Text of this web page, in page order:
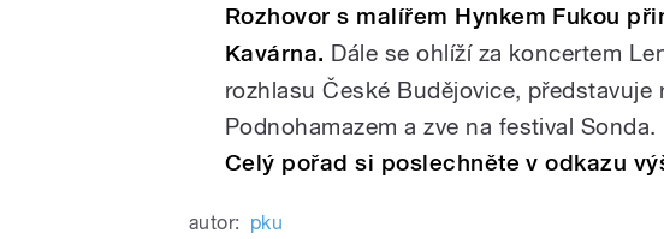
Rozhovor s malířem Hynkem Fukou
Kavárna. Dále se ohlíží za koncertem
rozhlasu České Budějovice, představuje
Podnohamazem a zve na festival Sonda.
Celý pořad si poslechněte v odkazu
autor: pku